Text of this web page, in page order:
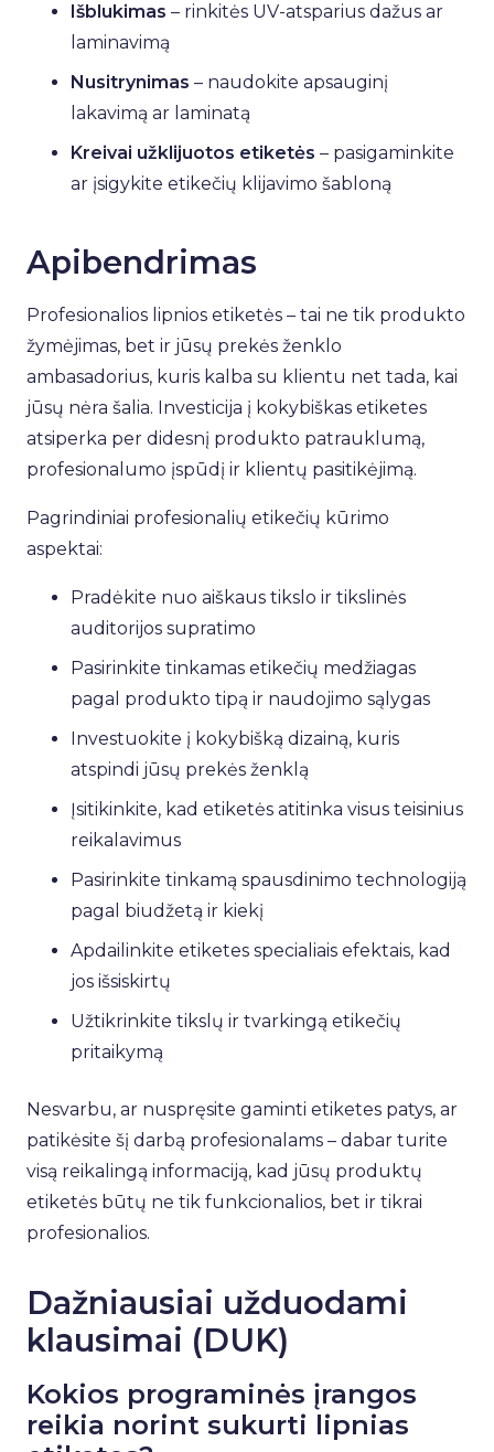
Išblukimas – rinkitės UV-atsparius dažus ar
laminavimą
Nusitrynimas – naudokite apsauginį
lakavimą ar laminatą
Kreivai užklijuotos etiketės – pasigaminkite
ar įsigykite etikečių klijavimo šabloną
Apibendrimas
Profesionalios lipnios etiketės – tai ne tik produkto
žymėjimas, bet ir jūsų prekės ženklo
ambasadorius, kuris kalba su klientu net tada, kai
jūsų nėra šalia. Investicija į kokybiškas etiketes
atsiperka per didesnį produkto patrauklumą,
profesionalumo įspūdį ir klientų pasitikėjimą.
Pagrindiniai profesionalių etikečių kūrimo
aspektai:
Pradėkite nuo aiškaus tikslo ir tikslinės
auditorijos supratimo
Pasirinkite tinkamas etikečių medžiagas
pagal produkto tipą ir naudojimo sąlygas
Investuokite į kokybišką dizainą, kuris
atspindi jūsų prekės ženklą
Įsitikinkite, kad etiketės atitinka visus teisinius
reikalavimus
Pasirinkite tinkamą spausdinimo technologiją
pagal biudžetą ir kiekį
Apdailinkite etiketes specialiais efektais, kad
jos išsiskirtų
Užtikrinkite tikslų ir tvarkingą etikečių
pritaikymą
Nesvarbu, ar nuspręsite gaminti etiketes patys, ar
patikėsite šį darbą profesionalams – dabar turite
visą reikalingą informaciją, kad jūsų produktų
etiketės būtų ne tik funkcionalios, bet ir tikrai
profesionalios.
Dažniausiai užduodami
klausimai (DUK)
Kokios programinės įrangos
reikia norint sukurti lipnias